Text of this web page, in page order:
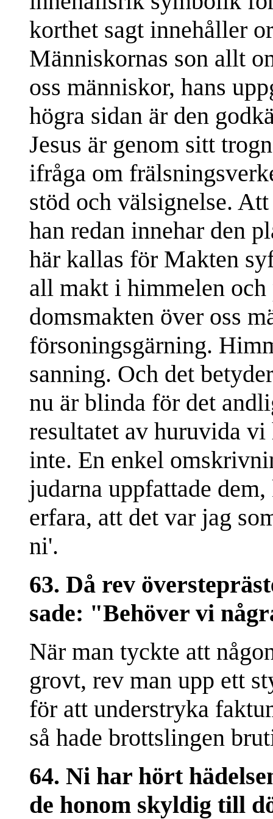
korthet sagt innehåller
Människornas son allt
oss människor, hans
högra sidan är den
Jesus är genom sitt
ifråga om
stöd och välsignelse.
han redan innehar den
här kallas för Makten
all makt i himmelen
domsmakten över oss
försoningsgärning.
sanning. Och det
nu är blinda för det
resultatet av huruvida
inte. En enkel
judarna uppfattade
erfara, att det var jag
ni'.
63. Då rev
sade: "Behöver vi
När man tyckte att
grovt, rev man upp ett
för att understryka
så hade brottslingen
64. Ni har hört
de honom skyldig till